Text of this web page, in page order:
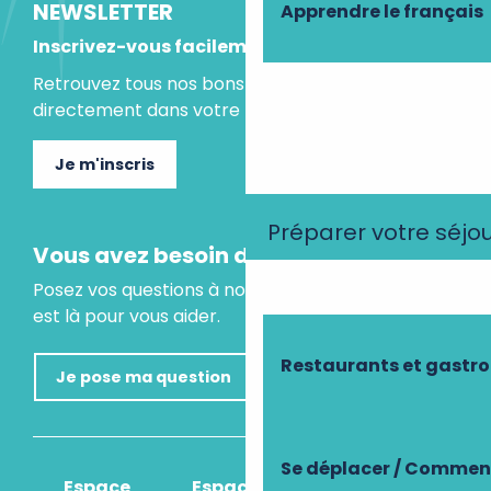
Apprendre le français
Préparer votre
Restaurants et
Se déplacer /
NEWSLETTER
Inscrivez-vous facilement
Retrouvez tous nos bons plans et idées séjours
directement dans votre boite mail.
Je m'inscris
Vous avez besoin d'un conseil ?
Posez vos questions à notre assistant virtuel, il
est là pour vous aider.
Je pose ma question